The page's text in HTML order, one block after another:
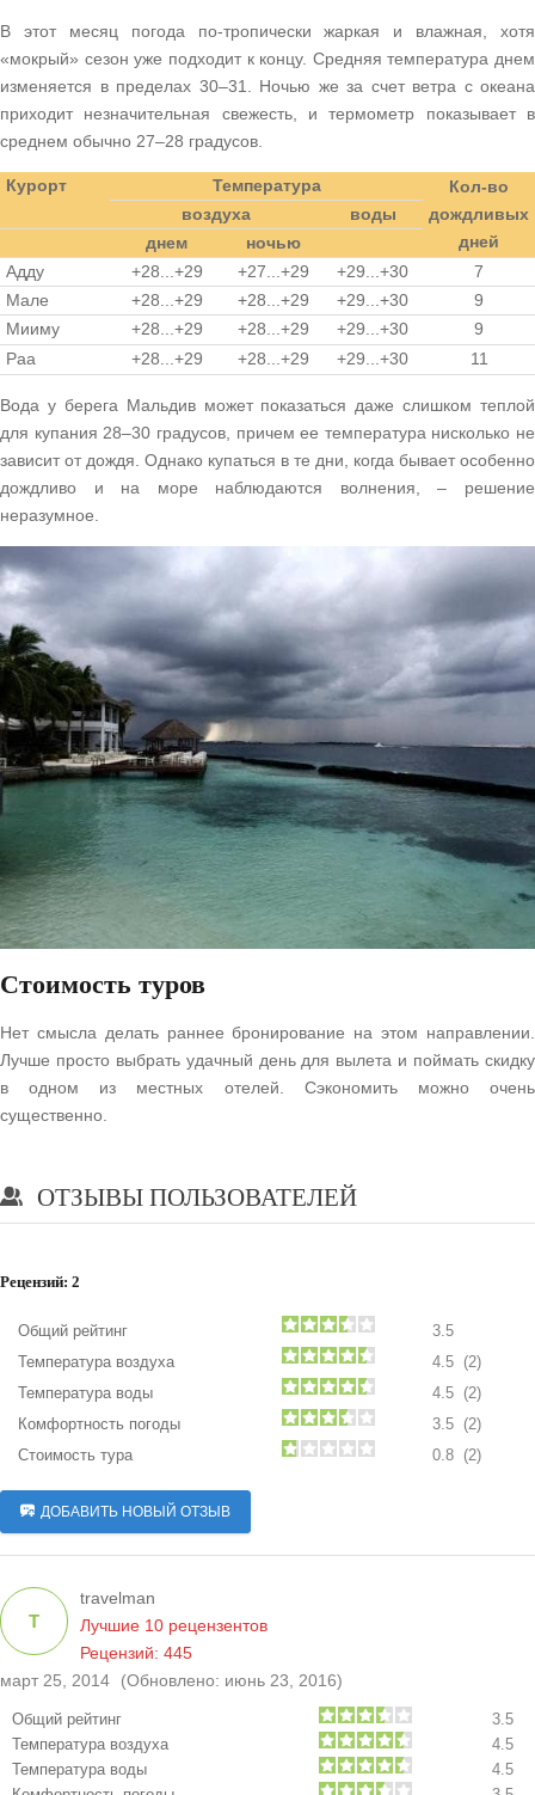
В этот месяц погода по-тропически жаркая и влажная, хотя
«мокрый» сезон уже подходит к концу. Средняя температура днем
изменяется в пределах 30–31. Ночью же за счет ветра с океана
приходит незначительная свежесть, и термометр показывает в
среднем обычно 27–28 градусов.
Курорт Температура
Кол-во
дождливых
дней
воздуха
воды
днем
ночью
Адду
+28...+29 +27...+29 +29...+30
7
Мале
+28...+29 +28...+29 +29...+30
9
Мииму
+28...+29 +28...+29 +29...+30
9
Раа
+28...+29 +28...+29 +29...+30 11
Вода у берега Мальдив может показаться даже слишком теплой
для купания 28–30 градусов, причем ее температура нисколько не
зависит от дождя. Однако купаться в те дни, когда бывает особенно
дождливо и на море наблюдаются волнения, – решение
неразумное.
Стоимость туров
Нет смысла делать раннее бронирование на этом направлении.
Лучше просто выбрать удачный день для вылета и поймать скидку
в одном из местных отелей. Сэкономить можно очень
существенно.
ОТЗЫВЫ ПОЛЬЗОВАТЕЛЕЙ
Рецензий: 2
Общий рейтинг
3.5
Температура воздуха
4.5 (2)
Температура воды
4.5 (2)
Комфортность погоды
3.5 (2)
Стоимость тура
0.8 (2)
ДОБАВИТЬ НОВЫЙ ОТЗЫВ
март 25, 2014 (Обновлено: июнь 23, 2016)
Общий рейтинг
3.5
Температура воздуха
4.5
Температура воды
4.5
T
travelman
Лучшие 10 рецензентов
Рецензий: 445